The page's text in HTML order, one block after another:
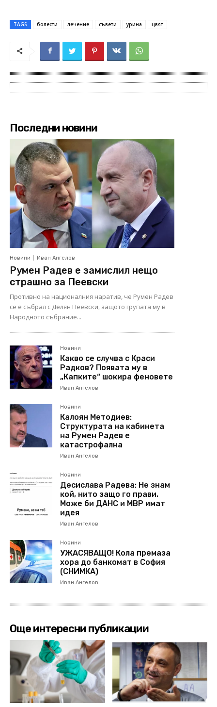
TAGS болести лечение съвети урина цвят
Последни новини
Новини Иван Ангелов
Румен Радев е замислил нещо
страшно за Пеевски
Противно на националния наратив, че Румен Радев
се е събрал с Делян Пеевски, защото групата му в
Народното събрание...
Новини
Какво се случва с Краси
Радков? Появата му в
„Капките“ шокира феновете
Иван Ангелов
Новини
Калоян Методиев:
Структурата на кабинета
на Румен Радев е
катастрофална
Иван Ангелов
Новини
Десислава Радева: Не знам
кой, нито защо го прави.
Може би ДАНС и МВР имат
идея
Иван Ангелов
Новини
УЖАСЯВАЩО! Кола премаза
хора до банкомат в София
(СНИМКА)
Иван Ангелов
Още интересни публикации